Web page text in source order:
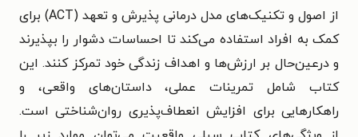
از اصول و تکنیک‌های مدل درمانی پذیرش و تعهد (ACT) برای
کمک به افراد استفاده می‌کند تا احساسات دشوار را بپذیرند
و درعین‌حال بر ارزش‌ها و اهداف زندگی خود تمرکز کنند. این
کتاب شامل تمرینات عملی، داستان‌های واقعی، و
راهکارهایی برای افزایش انعطاف‌پذیری روان‌شناختی است.